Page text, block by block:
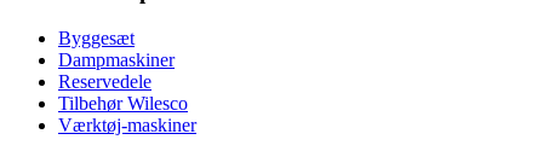
Byggesæt
Dampmaskiner
Reservedele
Tilbehør Wilesco
Værktøj-maskiner